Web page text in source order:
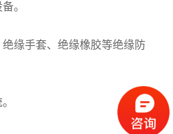
。
缘手套、绝缘橡胶等绝缘防